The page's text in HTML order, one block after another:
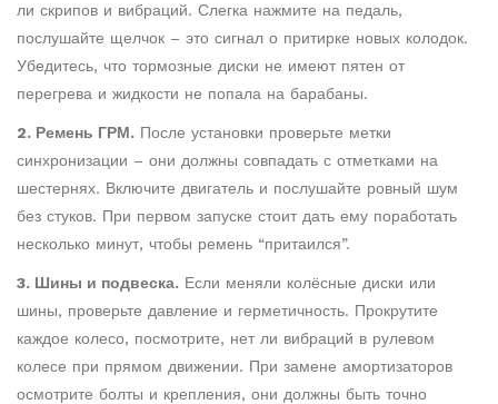
ли скрипов и вибраций. Слегка нажмите на педаль,
послушайте щелчок – это сигнал о притирке новых колодок.
Убедитесь, что тормозные диски не имеют пятен от
перегрева и жидкости не попала на барабаны.
2. Ремень ГРМ. После установки проверьте метки
синхронизации – они должны совпадать с отметками на
шестернях. Включите двигатель и послушайте ровный шум
без стуков. При первом запуске стоит дать ему поработать
несколько минут, чтобы ремень “притаился”.
3. Шины и подвеска. Если меняли колёсные диски или
шины, проверьте давление и герметичность. Прокрутите
каждое колесо, посмотрите, нет ли вибраций в рулевом
колесе при прямом движении. При замене амортизаторов
осмотрите болты и крепления, они должны быть точно